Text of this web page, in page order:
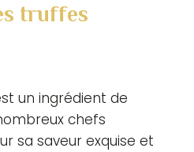
truffes
un ingrédient de
chefs
sa saveur exquise et